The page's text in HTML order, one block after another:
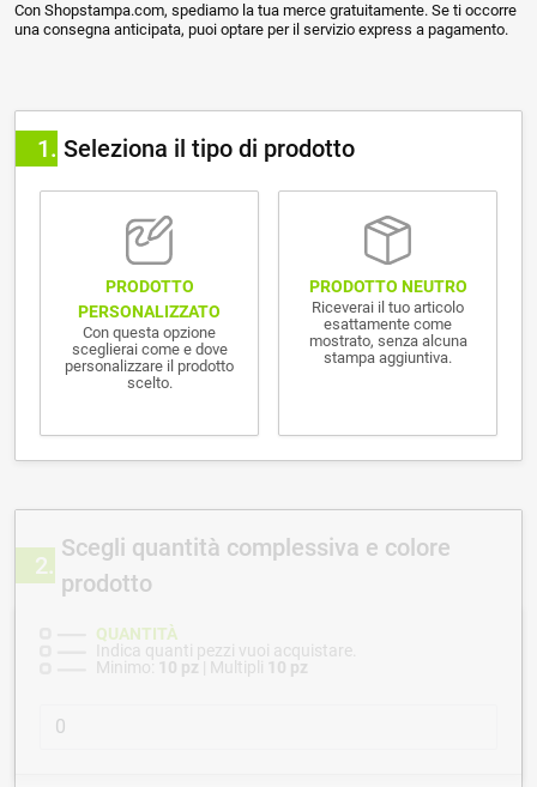
Con Shopstampa.com, spediamo la tua merce gratuitamente. Se ti occorre
una consegna anticipata, puoi optare per il servizio express a pagamento.
1 Seleziona il tipo di prodotto
PRODOTTO
PERSONALIZZATO
Con questa opzione
sceglierai come e dove
personalizzare il prodotto
scelto.
PRODOTTO NEUTRO
Riceverai il tuo articolo
esattamente come
mostrato, senza alcuna
stampa aggiuntiva.
2
Scegli quantità complessiva e colore
prodotto
QUANTITÀ
Indica quanti pezzi vuoi acquistare.
Minimo: 10 pz | Multipli 10 pz